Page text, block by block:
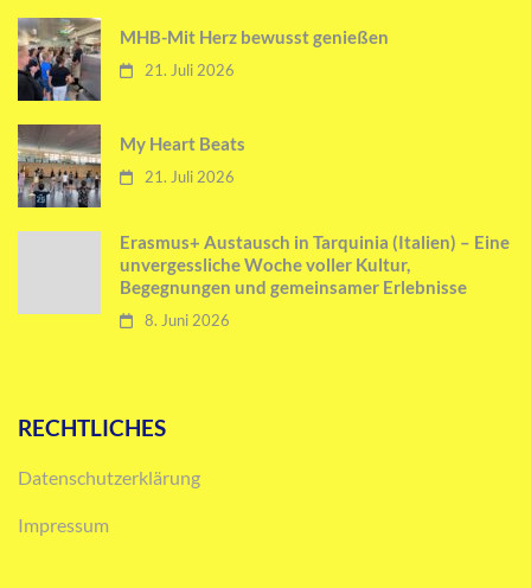
MHB-Mit Herz bewusst genießen
21. Juli 2026
My Heart Beats
21. Juli 2026
Erasmus+ Austausch in Tarquinia (Italien) – Eine
unvergessliche Woche voller Kultur,
Begegnungen und gemeinsamer Erlebnisse
8. Juni 2026
RECHTLICHES
Datenschutzerklärung
Impressum